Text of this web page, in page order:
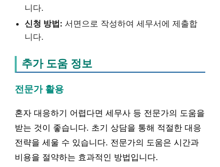
니다.
신청 방법: 서면으로 작성하여 세무서에 제출합
니다.
추가 도움 정보
전문가 활용
혼자 대응하기 어렵다면 세무사 등 전문가의 도움을
받는 것이 좋습니다. 초기 상담을 통해 적절한 대응
전략을 세울 수 있습니다. 전문가의 도움은 시간과
비용을 절약하는 효과적인 방법입니다.